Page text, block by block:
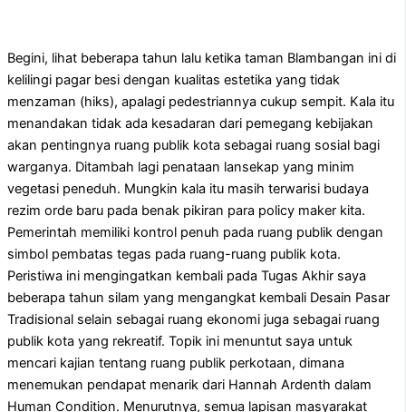
Begini, lihat beberapa tahun lalu ketika taman Blambangan ini di
kelilingi pagar besi dengan kualitas estetika yang tidak
menzaman (hiks), apalagi pedestriannya cukup sempit. Kala itu
menandakan tidak ada kesadaran dari pemegang kebijakan
akan pentingnya ruang publik kota sebagai ruang sosial bagi
warganya. Ditambah lagi penataan lansekap yang minim
vegetasi peneduh. Mungkin kala itu masih terwarisi budaya
rezim orde baru pada benak pikiran para policy maker kita.
Pemerintah memiliki kontrol penuh pada ruang publik dengan
simbol pembatas tegas pada ruang-ruang publik kota.
Peristiwa ini mengingatkan kembali pada Tugas Akhir saya
beberapa tahun silam yang mengangkat kembali Desain Pasar
Tradisional selain sebagai ruang ekonomi juga sebagai ruang
publik kota yang rekreatif. Topik ini menuntut saya untuk
mencari kajian tentang ruang publik perkotaan, dimana
menemukan pendapat menarik dari Hannah Ardenth dalam
Human Condition. Menurutnya, semua lapisan masyarakat